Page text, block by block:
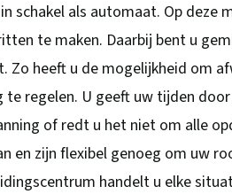
schakel als automaat. Op deze
te maken. Daarbij bent u
Zo heeft u de mogelijkheid om
regelen. U geeft uw tijden
of redt u het niet om alle
zijn flexibel genoeg om uw
handelt u elke